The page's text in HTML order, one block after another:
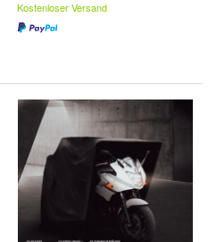
Kostenloser Versand